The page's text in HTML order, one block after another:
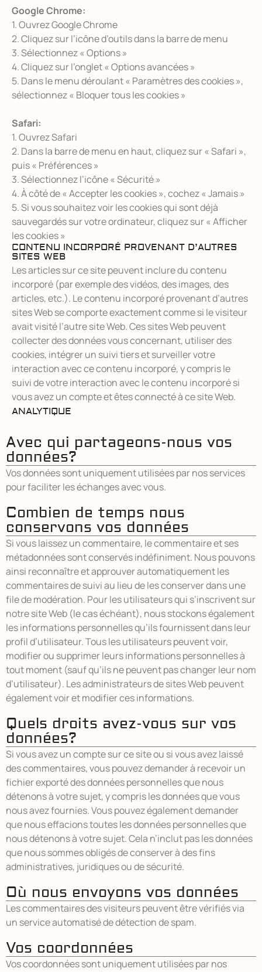
Google Chrome:
1. Ouvrez Google Chrome
2. Cliquez sur l’icône d’outils dans la barre de menu
3. Sélectionnez « Options »
4. Cliquez sur l’onglet « Options avancées »
5. Dans le menu déroulant « Paramètres des cookies »,
sélectionnez « Bloquer tous les cookies »
Safari:
1. Ouvrez Safari
2. Dans la barre de menu en haut, cliquez sur « Safari »,
puis « Préférences »
3. Sélectionnez l’icône « Sécurité »
4. À côté de « Accepter les cookies », cochez « Jamais »
5. Si vous souhaitez voir les cookies qui sont déjà
sauvegardés sur votre ordinateur, cliquez sur « Afficher
les cookies »
CONTENU INCORPORÉ PROVENANT D’AUTRES
SITES WEB
Les articles sur ce site peuvent inclure du contenu
incorporé (par exemple des vidéos, des images, des
articles, etc.). Le contenu incorporé provenant d’autres
sites Web se comporte exactement comme si le visiteur
avait visité l’autre site Web. Ces sites Web peuvent
collecter des données vous concernant, utiliser des
cookies, intégrer un suivi tiers et surveiller votre
interaction avec ce contenu incorporé, y compris le
suivi de votre interaction avec le contenu incorporé si
vous avez un compte et êtes connecté à ce site Web.
ANALYTIQUE
Avec qui partageons-nous vos
données?
Vos données sont uniquement utilisées par nos services
pour faciliter les échanges avec vous.
Combien de temps nous
conservons vos données
Si vous laissez un commentaire, le commentaire et ses
métadonnées sont conservés indéfiniment. Nous pouvons
ainsi reconnaître et approuver automatiquement les
commentaires de suivi au lieu de les conserver dans une
file de modération. Pour les utilisateurs qui s’inscrivent sur
notre site Web (le cas échéant), nous stockons également
les informations personnelles qu’ils fournissent dans leur
profil d’utilisateur. Tous les utilisateurs peuvent voir,
modifier ou supprimer leurs informations personnelles à
tout moment (sauf qu’ils ne peuvent pas changer leur nom
d’utilisateur). Les administrateurs de sites Web peuvent
également voir et modifier ces informations.
Quels droits avez-vous sur vos
données?
Si vous avez un compte sur ce site ou si vous avez laissé
des commentaires, vous pouvez demander à recevoir un
fichier exporté des données personnelles que nous
détenons à votre sujet, y compris les données que vous
nous avez fournies. Vous pouvez également demander
que nous effacions toutes les données personnelles que
nous détenons à votre sujet. Cela n’inclut pas les données
que nous sommes obligés de conserver à des fins
administratives, juridiques ou de sécurité.
Où nous envoyons vos données
Les commentaires des visiteurs peuvent être vérifiés via
un service automatisé de détection de spam.
Vos coordonnées
Vos coordonnées sont uniquement utilisées par nos